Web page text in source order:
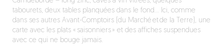
tabourets, deux tables planquées dans le fond… Ici, comme
dans ses autres Avant-Comptoirs (du Marché et de la Terre), une
carte avec les plats « saisonniers » et des affiches suspendues
avec ce qui ne bouge jamais.